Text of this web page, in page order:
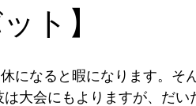
ト】
になると暇になります。そ
大会にもよりますが、だい